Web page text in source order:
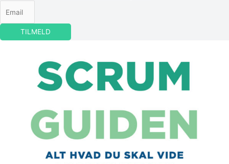
TILMELD